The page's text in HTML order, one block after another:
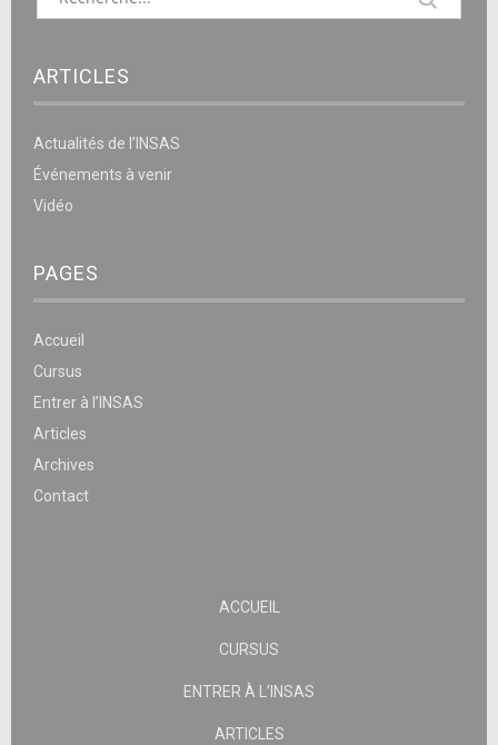
ARTICLES
Actualités de l’INSAS
Événements à venir
Vidéo
PAGES
Accueil
Cursus
Entrer à l’INSAS
Articles
Archives
Contact
ACCUEIL
CURSUS
ENTRER À L’INSAS
ARTICLES